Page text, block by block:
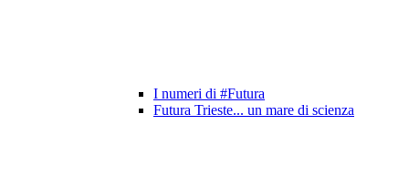
I numeri di #Futura
Futura Trieste... un mare di scienza